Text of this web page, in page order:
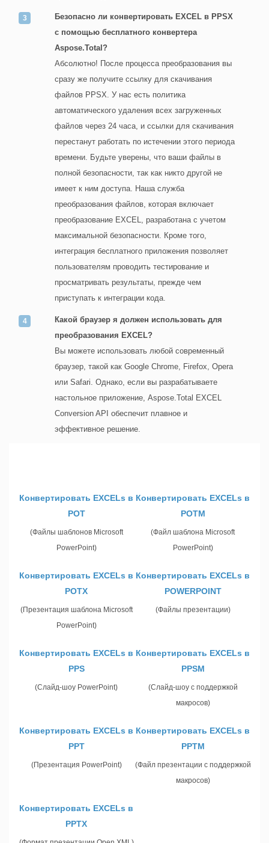
Безопасно ли конвертировать EXCEL в PPSX
с помощью бесплатного конвертера
Aspose.Total?
Абсолютно! После процесса преобразования вы
сразу же получите ссылку для скачивания
файлов PPSX. У нас есть политика
автоматического удаления всех загруженных
файлов через 24 часа, и ссылки для скачивания
перестанут работать по истечении этого периода
времени. Будьте уверены, что ваши файлы в
полной безопасности, так как никто другой не
имеет к ним доступа. Наша служба
преобразования файлов, которая включает
преобразование EXCEL, разработана с учетом
максимальной безопасности. Кроме того,
интеграция бесплатного приложения позволяет
пользователям проводить тестирование и
просматривать результаты, прежде чем
приступать к интеграции кода.
Какой браузер я должен использовать для
преобразования EXCEL?
Вы можете использовать любой современный
браузер, такой как Google Chrome, Firefox, Opera
или Safari. Однако, если вы разрабатываете
настольное приложение, Aspose.Total EXCEL
Conversion API обеспечит плавное и
эффективное решение.
Конвертировать EXCELs в
POT
(Файлы шаблонов Microsoft
PowerPoint)
Конвертировать EXCELs в
POTM
(Файл шаблона Microsoft
PowerPoint)
Конвертировать EXCELs в
POTX
(Презентация шаблона Microsoft
PowerPoint)
Конвертировать EXCELs в
POWERPOINT
(Файлы презентации)
Конвертировать EXCELs в
PPS
(Слайд-шоу PowerPoint)
Конвертировать EXCELs в
PPSM
(Слайд-шоу с поддержкой
макросов)
Конвертировать EXCELs в
PPT
(Презентация PowerPoint)
Конвертировать EXCELs в
PPTM
(Файл презентации с поддержкой
макросов)
Конвертировать EXCELs в
PPTX